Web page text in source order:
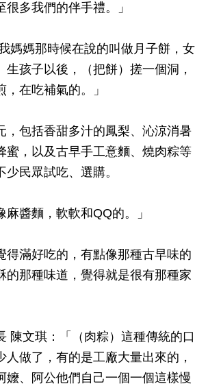
多我們的伴手禮。」
媽媽那時候在說的叫做月子餅，女
生孩子以後，（把餅）搓一個洞，
在吃補氣的。」
，包括香甜多汁的鳳梨、沁涼消暑
蜜，以及古早手工意麵、燒肉粽等
民眾試吃、選購。
醬麵，軟軟和QQ的。」
得滿好吃的，有點像那種古早味的
的那種味道，覺得就是很有那種家
陳文琪：「（肉粽）這種傳統的口
人做了，有的是工廠大量出來的，
嬤、阿公他們自己一個一個這樣慢